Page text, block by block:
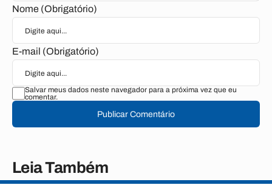
Nome (Obrigatório)
E-mail (Obrigatório)
Salvar meus dados neste navegador para a próxima vez que eu
comentar.
Publicar Comentário
Leia Também